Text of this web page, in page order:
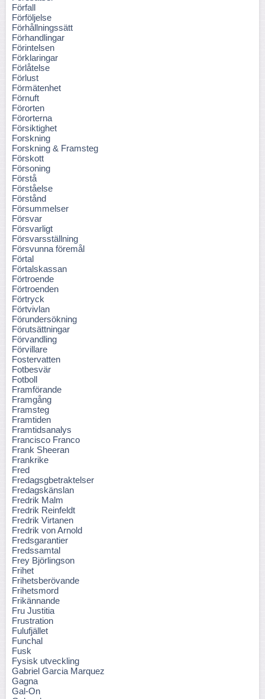
Förfall
Förföljelse
Förhållningssätt
Förhandlingar
Förintelsen
Förklaringar
Förlåtelse
Förlust
Förmätenhet
Förnuft
Förorten
Förorterna
Försiktighet
Forskning
Forskning & Framsteg
Förskott
Försoning
Förstå
Förståelse
Förstånd
Försummelser
Försvar
Försvarligt
Försvarsställning
Försvunna föremål
Förtal
Förtalskassan
Förtroende
Förtroenden
Förtryck
Förtvivlan
Förundersökning
Förutsättningar
Förvandling
Förvillare
Fostervatten
Fotbesvär
Fotboll
Framförande
Framgång
Framsteg
Framtiden
Framtidsanalys
Francisco Franco
Frank Sheeran
Frankrike
Fred
Fredagsgbetraktelser
Fredagskänslan
Fredrik Malm
Fredrik Reinfeldt
Fredrik Virtanen
Fredrik von Arnold
Fredsgarantier
Fredssamtal
Frey Björlingson
Frihet
Frihetsberövande
Frihetsmord
Frikännande
Fru Justitia
Frustration
Fulufjället
Funchal
Fusk
Fysisk utveckling
Gabriel Garcia Marquez
Gagna
Gal-On